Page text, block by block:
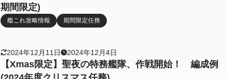
期間限定)
艦これ攻略情報 期間限定任務
2024年12月11日 2024年12月4日
【Xmas限定】聖夜の特務艦隊、作戦開始！ 編成例